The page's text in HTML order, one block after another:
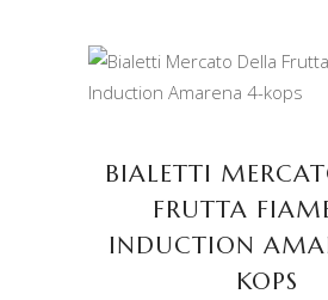
TOEVOEGEN
WINKELWAGEN
BIALETTI
FRUTTA
INDUCTION
KOPS